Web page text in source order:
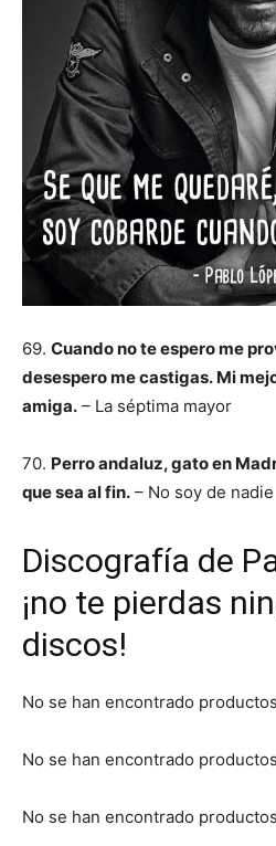
69. Cuando no te espero me
desespero me castigas. Mi
amiga. – La séptima mayor
70. Perro andaluz, gato en
que sea al fin. – No soy de nadie
Discografía de
¡no te pierdas
discos!
No se han encontrado
No se han encontrado
No se han encontrado